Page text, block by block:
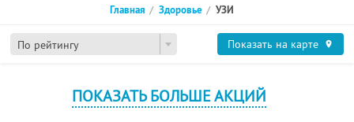
По рейтингу
Главная Здоровье УЗИ
Показать на карте
ПОКАЗАТЬ БОЛЬШЕ АКЦИЙ